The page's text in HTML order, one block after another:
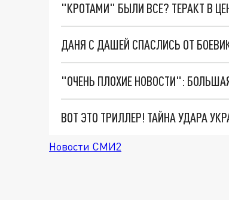
"КРОТАМИ" БЫЛИ ВСЕ? ТЕРАКТ В
ДАНЯ С ДАШЕЙ СПАСЛИСЬ ОТ
ВОТ ЭТО ТРИЛЛЕР! ТАЙНА УДАРА
Новости СМИ2